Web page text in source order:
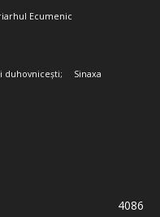
Ecumenic
duhovnicești; Sinaxa
4086